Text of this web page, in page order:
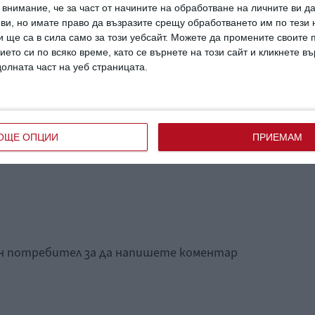
че за част от начините на обработване на личните ви
ви, но имате право да възразите срещу обработването им по тези
ще са в сила само за този уебсайт. Можете да промените своите
си по всяко време, като се върнете на този сайт и кликнете
част на уеб страницата.
ОПЦИИ ПРИЕМАМ
Как да познаете още на
първата среща, че той
потребител за да напишете коментар